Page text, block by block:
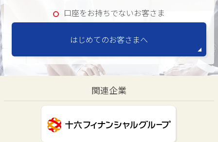
口座をお持ちでないお客さま
はじめてのお客さまへ
関連企業